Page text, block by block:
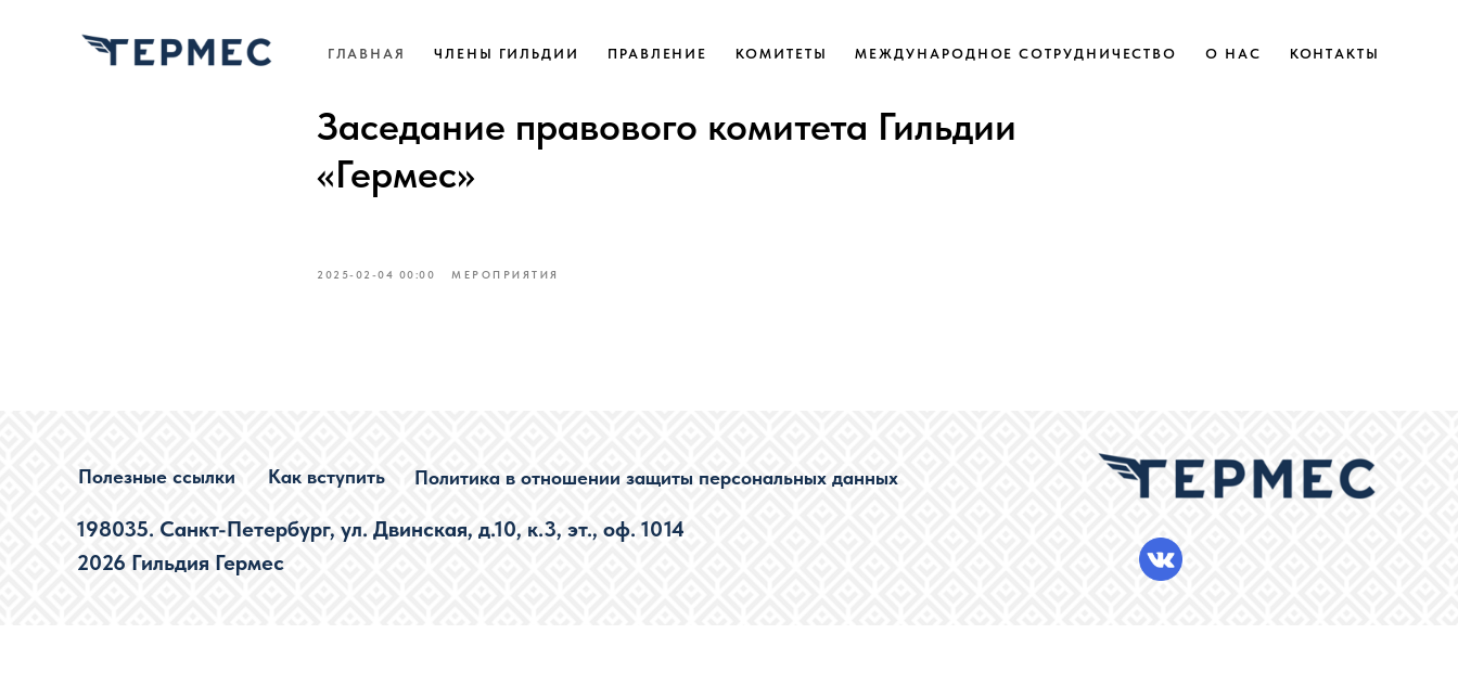
ГЛАВНАЯ ЧЛЕНЫ ГИЛЬДИИ ПРАВЛЕНИЕ КОМИТЕТЫ МЕЖДУНАРОДНОЕ СОТРУДНИЧЕСТВО О НАС КОНТАКТЫ
Заседание правового комитета Гильдии
«Гермес»
2025-02-04 00:00 МЕРОПРИЯТИЯ
198035. Санкт-Петербург, ул. Двинская, д.10, к.3, эт., оф. 1014
2026 Гильдия Гермес
Полезные ссылки Как вступить Политика в отношении защиты персональных данных